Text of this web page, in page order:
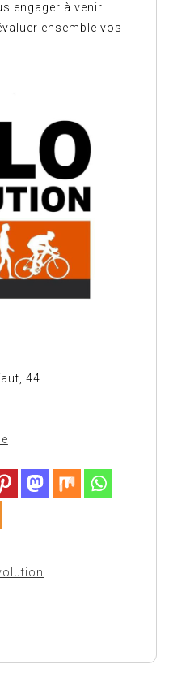
engager à venir
ensemble vos
44